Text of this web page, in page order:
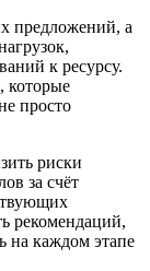
предложений, а
к ресурсу.
которые
просто
риски
за счёт
рекомендаций,
на каждом этапе